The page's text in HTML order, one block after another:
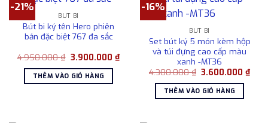
-21%
BÚT BI
Bút bi ký tên Hero phiên
bản đặc biệt 767 đa sắc
4.950.000₫ Giá
là:
4.950.000 ₫.
3.900.000 ₫Giá
hiện
3.900.000 ₫.
THÊM VÀO GIỎ HÀNG
-16%
BÚT BI
Set bút ký 5 món kèm hộp
và túi đựng cao cấp màu
xanh -MT36
4.300.000₫ Giá
là:
4.300.000 ₫.
3.600.000₫Giá
hiện
THÊM VÀO GIỎ HÀNG